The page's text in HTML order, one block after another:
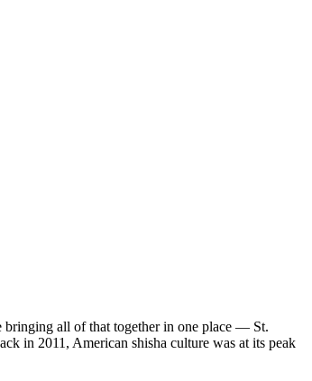
bringing all of that together in one place — St.
in 2011, American shisha culture was at its peak